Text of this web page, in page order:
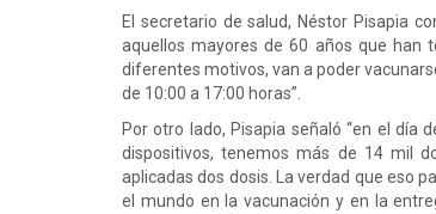
El secretario de salud, Néstor Pisapia
aquellos mayores de 60 años que
diferentes motivos, van a poder
de 10:00 a 17:00 horas”.
Por otro lado, Pisapia señaló “en el día
dispositivos, tenemos más de 14 mil
aplicadas dos dosis. La verdad que eso
el mundo en la vacunación y en la